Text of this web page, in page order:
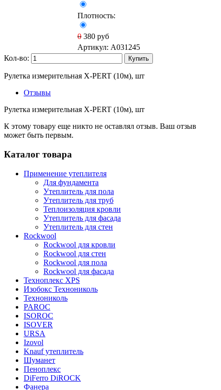
Плотность:
0 380 руб
Артикул: A031245
Кол-во:
Купить
Рулетка измерительная X-PERT (10м), шт
Отзывы
Рулетка измерительная X-PERT (10м), шт
К этому товару еще никто не оставлял отзыв. Ваш отзыв
может быть первым.
Каталог товара
Применение утеплителя
Для фундамента
Утеплитель для пола
Утеплитель для труб
Теплоизоляция кровли
Утеплитель для фасада
Утеплитель для стен
Rockwool
Rockwool для кровли
Rockwool для стен
Rockwool для пола
Rockwool для фасада
Техноплекс XPS
Изобокс Технониколь
Технониколь
PAROC
ISOROC
ISOVER
URSA
Izovol
Knauf утеплитель
Шуманет
Пеноплекс
DiFerro DiROCK
Фанера